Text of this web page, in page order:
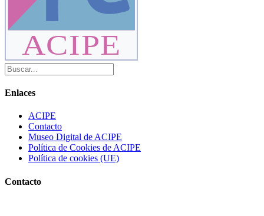
ACIPE
Enlaces
ACIPE
Contacto
Museo Digital de ACIPE
Política de Cookies de ACIPE
Política de cookies (UE)
Contacto